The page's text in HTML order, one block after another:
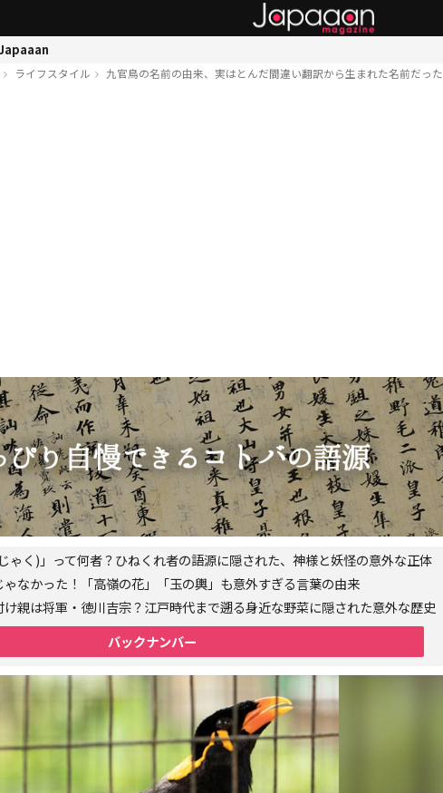
ライフスタイル 九官鳥の名前の由来、実はとんだ間違い翻訳から生まれた名前だった
ゃく)」って何者？ひねくれ者の語源に隠された、神様と妖怪の意外な正体
ゃなかった！「高嶺の花」「玉の輿」も意外すぎる言葉の由来
け親は将軍・徳川吉宗？江戸時代まで遡る身近な野菜に隠された意外な歴史
バックナンバー